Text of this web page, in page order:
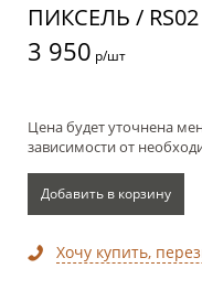
ПИКСЕЛЬ / RS02
3 950 р/шт
Цена будет уточнена
зависимости от
Добавить в корзину
Хочу купить,